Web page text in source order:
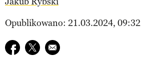
Opublikowano: 21.03.2024, 09:32
Udostępnij na facebook
Udostępnij na twitter
E-mail do przyjaciela